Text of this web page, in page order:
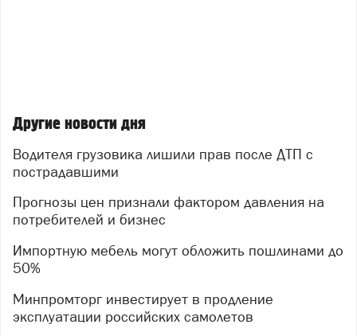
Другие новости дня
Водителя грузовика лишили прав после ДТП с
пострадавшими
Прогнозы цен признали фактором давления на
потребителей и бизнес
Импортную мебель могут обложить пошлинами до
50%
Минпромторг инвестирует в продление
эксплуатации российских самолетов